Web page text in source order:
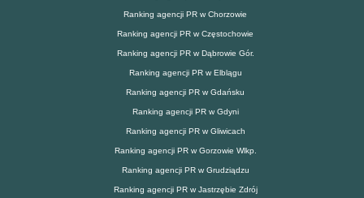
Ranking agencji PR w Chorzowie
Ranking agencji PR w Częstochowie
Ranking agencji PR w Dąbrowie Gór.
Ranking agencji PR w Elblągu
Ranking agencji PR w Gdańsku
Ranking agencji PR w Gdyni
Ranking agencji PR w Gliwicach
Ranking agencji PR w Gorzowie Wlkp.
Ranking agencji PR w Grudziądzu
Ranking agencji PR w Jastrzębie Zdrój